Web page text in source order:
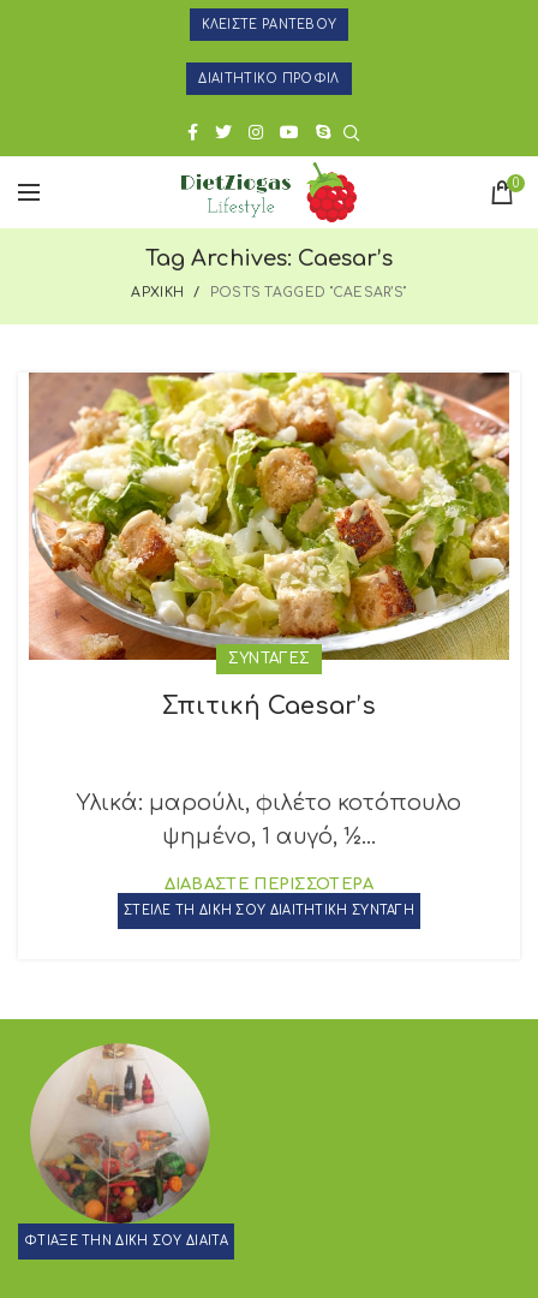
ΚΛΕΙΣΤΕ ΡΑΝΤΕΒΟΥ
ΔΙΑΙΤΗΤΙΚΟ ΠΡΟΦΙΛ
0
Tag Archives: Caesar’s
ΑΡΧΙΚΗ POSTS TAGGED "CAESAR’S"
ΣΥΝΤΑΓΕΣ
Σπιτική Caesar’s
Υλικά: μαρούλι, φιλέτο κοτόπουλο
ψημένο, 1 αυγό, ½...
ΔΙΑΒΑΣΤΕ ΠΕΡΙΣΣΟΤΕΡΑ
ΣΤΕΙΛΕ ΤΗ ΔΙΚΗ ΣΟΥ ΔΙΑΙΤΗΤΙΚΗ ΣΥΝΤΑΓΗ
ΦΤΙΑΞΕ ΤΗΝ ΔΙΚΗ ΣΟΥ ΔΙΑΙΤΑ